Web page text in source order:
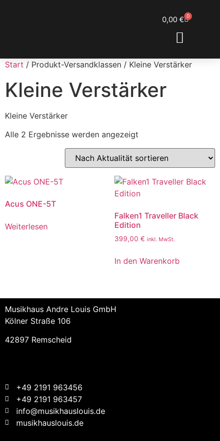
0,00 € 0
Start / Produkt-Versandklassen / Kleine Verstärker
Kleine Verstärker
Kleine Verstärker
Alle 2 Ergebnisse werden angezeigt
Acus ONE-5T
Weiterlesen
Falken1 Traveller Black
Edition
399,00 € inkl. MwSt.
In den Warenkorb
Musikhaus Andre Louis GmbH
Kölner Straße 106
42897 Remscheid
+49 2191 963456
+49 2191 963457
info@musikhauslouis.de
musikhauslouis.de